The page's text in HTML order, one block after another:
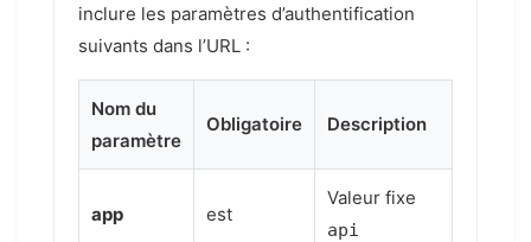
inclure les paramètres d’authentification
suivants dans l’URL :
Nom du
paramètre
Obligatoire Description
app est
Valeur fixe
api